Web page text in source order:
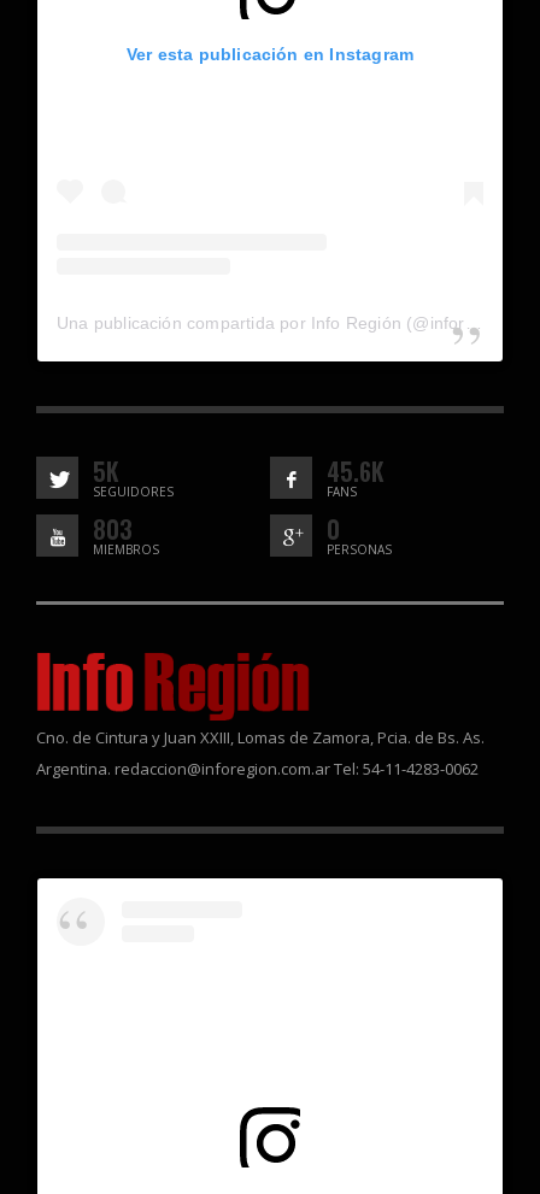
Ver esta publicación en Instagram
5K
SEGUIDORES
45.6K
FANS
803
MIEMBROS
0
PERSONAS
Cno. de Cintura y Juan XXIII, Lomas de Zamora, Pcia. de Bs. As.
Argentina. redaccion@inforegion.com.ar Tel: 54-11-4283-0062